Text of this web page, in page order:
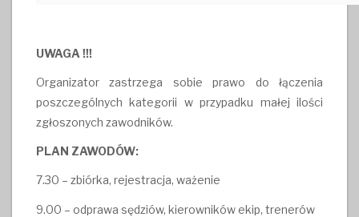
UWAGA !!!
Organizator zastrzega sobie prawo do łączenia
poszczególnych kategorii w przypadku małej ilości
zgłoszonych zawodników.
PLAN ZAWODÓW:
7.30 – zbiórka, rejestracja, ważenie
9.00 – odprawa sędziów, kierowników ekip, trenerów